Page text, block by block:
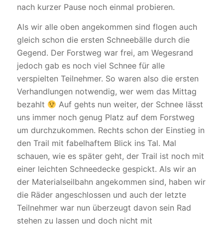
nach kurzer Pause noch einmal probieren.
Als wir alle oben angekommen sind flogen auch
gleich schon die ersten Schneebälle durch die
Gegend. Der Forstweg war frei, am Wegesrand
jedoch gab es noch viel Schnee für alle
verspielten Teilnehmer. So waren also die ersten
Verhandlungen notwendig, wer wem das Mittag
bezahlt
Auf gehts nun weiter, der Schnee lässt
uns immer noch genug Platz auf dem Forstweg
um durchzukommen. Rechts schon der Einstieg in
den Trail mit fabelhaftem Blick ins Tal. Mal
schauen, wie es später geht, der Trail ist noch mit
einer leichten Schneedecke gespickt. Als wir an
der Materialseilbahn angekommen sind, haben wir
die Räder angeschlossen und auch der letzte
Teilnehmer war nun überzeugt davon sein Rad
stehen zu lassen und doch nicht mit